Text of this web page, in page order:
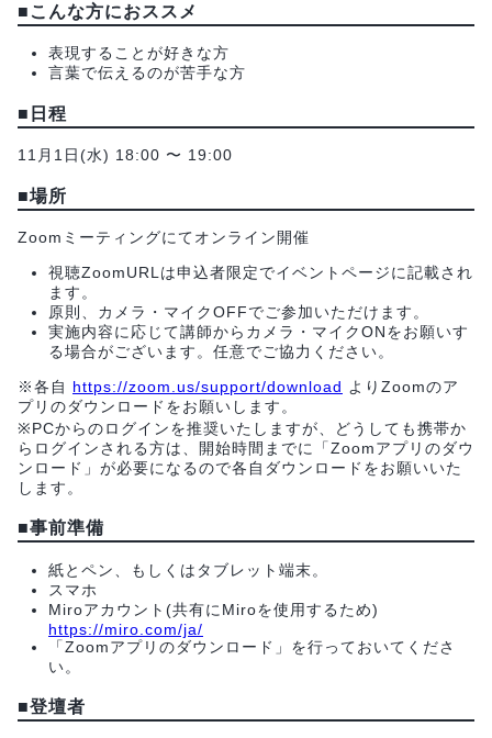
■こんな方におススメ
表現することが好きな方
言葉で伝えるのが苦手な方
■日程
11月1日(水) 18:00 〜 19:00
■場所
Zoomミーティングにてオンライン開催
視聴ZoomURLは申込者限定でイベントページに記載され
ます。
原則、カメラ・マイクOFFでご参加いただけます。
実施内容に応じて講師からカメラ・マイクONをお願いす
る場合がございます。任意でご協力ください。
※各自 https://zoom.us/support/download よりZoomのア
プリのダウンロードをお願いします。
※PCからのログインを推奨いたしますが、どうしても携帯か
らログインされる方は、開始時間までに「Zoomアプリのダウ
ンロード」が必要になるので各自ダウンロードをお願いいた
します。
■事前準備
紙とペン、もしくはタブレット端末。
スマホ
Miroアカウント(共有にMiroを使用するため)
https://miro.com/ja/
「Zoomアプリのダウンロード」を行っておいてくださ
い。
■登壇者